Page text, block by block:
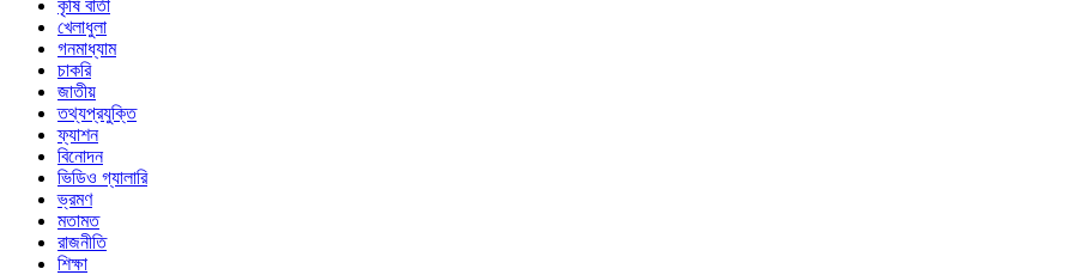
কৃষি বার্তা
খেলাধুলা
গনমাধ্যাম
চাকরি
জাতীয়
তথ্যপ্রযুক্তি
ফ্যাশন
বিনোদন
ভিডিও গ্যালারি
ভ্রমণ
মতামত
রাজনীতি
শিক্ষা